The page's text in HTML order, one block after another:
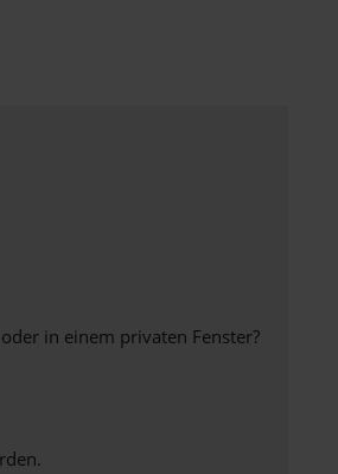
in einem privaten Fenster?